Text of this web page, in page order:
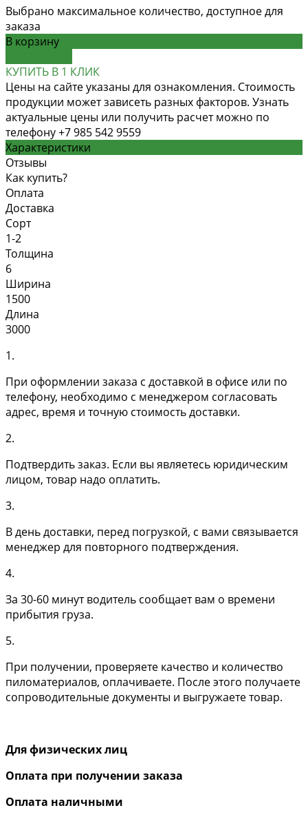
Выбрано максимальное количество, доступное для
заказа
В корзину
КУПИТЬ В 1 КЛИК
Цены на сайте указаны для ознакомления. Стоимость
продукции может зависеть разных факторов. Узнать
актуальные цены или получить расчет можно по
телефону +7 985 542 9559
Характеристики
Отзывы
Как купить?
Оплата
Доставка
Сорт
1-2
Толщина
6
Ширина
1500
Длина
3000
1.
При оформлении заказа с доставкой в офисе или по
телефону, необходимо с менеджером согласовать
адрес, время и точную стоимость доставки.
2.
Подтвердить заказ. Если вы являетесь юридическим
лицом, товар надо оплатить.
3.
В день доставки, перед погрузкой, с вами связывается
менеджер для повторного подтверждения.
4.
За 30-60 минут водитель сообщает вам о времени
прибытия груза.
5.
При получении, проверяете качество и количество
пиломатериалов, оплачиваете. После этого получаете
сопроводительные документы и выгружаете товар.
Для физических лиц
Оплата при получении заказа
Оплата наличными